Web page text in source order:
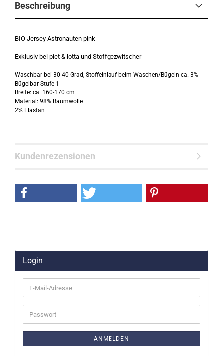
Beschreibung
BIO Jersey Astronauten pink
Exklusiv bei piet & lotta und Stoffgezwitscher
Waschbar bei 30-40 Grad, Stoffeinlauf beim Waschen/Bügeln ca. 3%
Bügelbar Stufe 1
Breite: ca. 160-170 cm
Material: 98% Baumwolle
2% Elastan
Kundenrezensionen
Login
E-
Mail-
Adresse
Passwort
ANMELDEN